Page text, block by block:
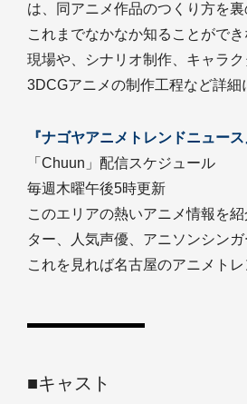
は、同アニメ作品のつくり方を裏
これまでなかなか知ることがで
現場や、シナリオ制作、キャラク
3DCGアニメの制作工程など詳細
『ナゴヤアニメトレンドニュース
「Chuun」配信スケジュール
毎週木曜午後5時更新
このエリアの熱いアニメ情報を
ター、人気声優、アニソンシンガ
これを見れば名古屋のアニメトレ
■キャスト